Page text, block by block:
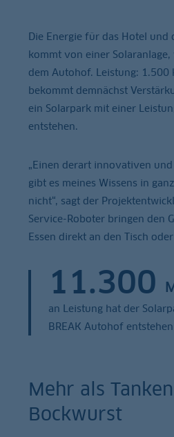
Die Energie für das Hotel und
kommt von einer
dem Autohof. Leistung: 1.500
bekommt demnächst
ein Solarpark mit einer
entstehen.
„Einen derart innovativen
gibt es meines Wissens in
nicht“, sagt der
Service-Roboter bringen den
Essen direkt an den Tisch
11.300
an Leistung hat der
BREAK Autohof
Mehr als
Bockwurst